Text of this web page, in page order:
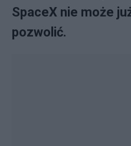
SpaceX nie może
pozwolić.